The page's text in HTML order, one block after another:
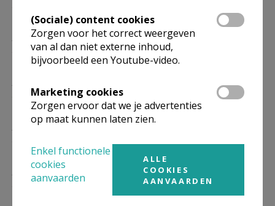
28/03
9.30
Eucharistie
in de even maand!
25/04
in de even maand!
9.30
Eucharistie
27/06
9.30
Eucharistie
in de even maand!
(Sociale) content cookies
Zorgen voor het correct weergeven
van al dan niet externe inhoud,
bijvoorbeeld een Youtube-video.
Marketing cookies
Zorgen ervoor dat we je advertenties
op maat kunnen laten zien.
Enkel functionele
cookies
aanvaarden
ALLE
COOKIES
AANVAARDEN